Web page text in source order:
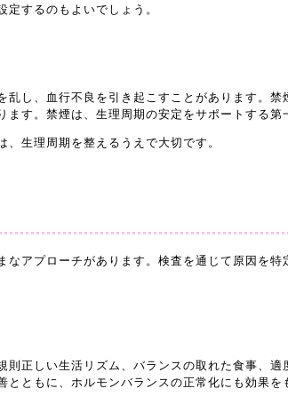
するのもよいでしょう。
し、血行不良を引き起こすことがあります。
す。禁煙は、生理周期の安定をサポートする第
生理周期を整えるうえで大切です。
なアプローチがあります。検査を通じて原因を
則正しい生活リズム、バランスの取れた食事、
ともに、ホルモンバランスの正常化にも効果を